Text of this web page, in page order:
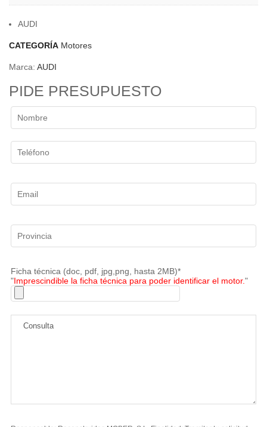
AUDI
CATEGORÍA Motores
Marca: AUDI
PIDE PRESUPUESTO
Ficha técnica (doc, pdf, jpg,png, hasta 2MB)*
"Imprescindible la ficha técnica para poder identificar el motor."